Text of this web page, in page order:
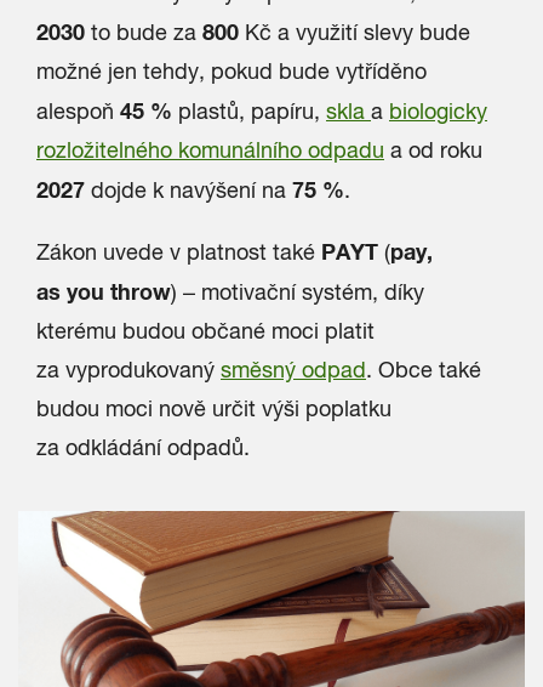
2030 to bude za 800 Kč a využití slevy bude
možné jen tehdy, pokud bude vytříděno
alespoň 45 % plastů, papíru, skla a biologicky
rozložitelného komunálního odpadu a od roku
2027 dojde k navýšení na 75 %.
Zákon uvede v platnost také PAYT (pay,
as you throw) – motivační systém, díky
kterému budou občané moci platit
za vyprodukovaný směsný odpad. Obce také
budou moci nově určit výši poplatku
za odkládání odpadů.